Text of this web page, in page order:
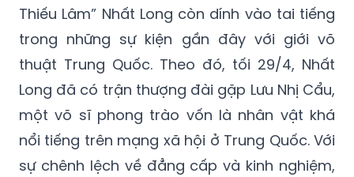
Thiếu Lâm” Nhất Long còn dính vào tai tiếng
trong những sự kiện gần đây với giới võ
thuật Trung Quốc. Theo đó, tối 29/4, Nhất
Long đã có trận thượng đài gặp Lưu Nhị Cẩu,
một võ sĩ phong trào vốn là nhân vật khá
nổi tiếng trên mạng xã hội ở Trung Quốc. Với
sự chênh lệch về đẳng cấp và kinh nghiệm,